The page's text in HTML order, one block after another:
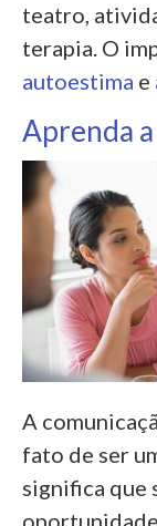
teatro,
terapia. O
autoestima e
Aprenda
A
fato de ser
significa que